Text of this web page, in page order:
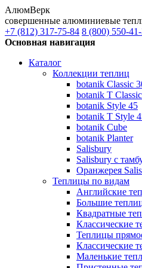
АлюмВерк
совершенные алюминиевые
+7 (812) 317-75-84 8 (800) 550-
Основная навигация
Каталог
Коллекции теплиц
botanik Classic
botanik T
botanik Style 45
botanik Т Style
botanik Cube
botanik Planter
Salisbury
Salisbury с
Оранжерея
Теплицы по видам
Английские
Большие
Квадратные
Классические
Теплицы
Классические
Маленькие